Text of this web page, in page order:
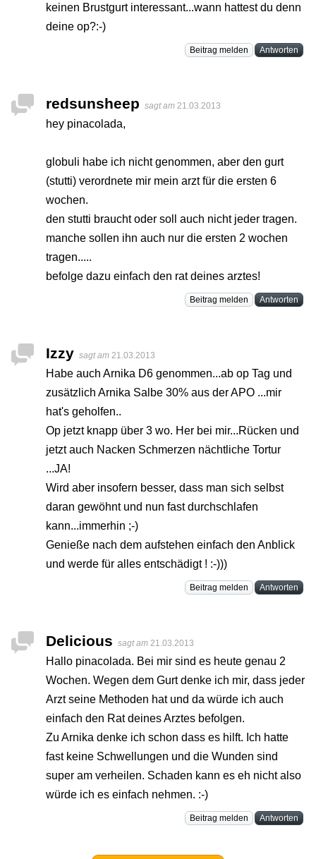
keinen Brustgurt interessant...wann hattest du denn
deine op?:-)
Beitrag melden Antworten
redsunsheep sagt am 21.03.2013
hey pinacolada,
globuli habe ich nicht genommen, aber den gurt
(stutti) verordnete mir mein arzt für die ersten 6
wochen.
den stutti braucht oder soll auch nicht jeder tragen.
manche sollen ihn auch nur die ersten 2 wochen
tragen.....
befolge dazu einfach den rat deines arztes!
Beitrag melden Antworten
Izzy sagt am 21.03.2013
Habe auch Arnika D6 genommen...ab op Tag und
zusätzlich Arnika Salbe 30% aus der APO ...mir
hat's geholfen..
Op jetzt knapp über 3 wo. Her bei mir...Rücken und
jetzt auch Nacken Schmerzen nächtliche Tortur
...JA!
Wird aber insofern besser, dass man sich selbst
daran gewöhnt und nun fast durchschlafen
kann...immerhin ;-)
Genieße nach dem aufstehen einfach den Anblick
und werde für alles entschädigt ! :-)))
Beitrag melden Antworten
Delicious sagt am 21.03.2013
Hallo pinacolada. Bei mir sind es heute genau 2
Wochen. Wegen dem Gurt denke ich mir, dass jeder
Arzt seine Methoden hat und da würde ich auch
einfach den Rat deines Arztes befolgen.
Zu Arnika denke ich schon dass es hilft. Ich hatte
fast keine Schwellungen und die Wunden sind
super am verheilen. Schaden kann es eh nicht also
würde ich es einfach nehmen. :-)
Beitrag melden Antworten